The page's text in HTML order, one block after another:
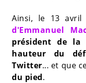
Ainsi, le 13
d'Emmanuel
président de
hauteur du
Twitter... et que
du pied.